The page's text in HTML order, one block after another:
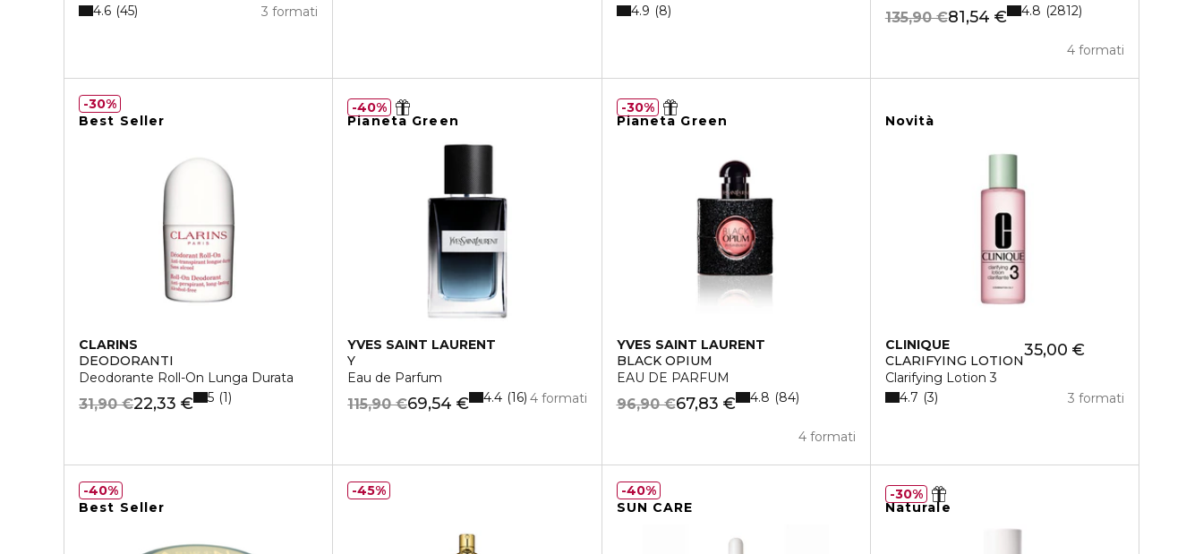
3 formati
4.6 45 4.9 8 81,54 €
135,90 €
4 formati
4.8 2812
Best Seller
CLARINS
DEODORANTI
Deodorante Roll-On Lunga Durata
22,33 €
31,90 € 5 1
30%
Pianeta Green
YVES SAINT LAURENT
Y
Eau de Parfum
69,54 €
115,90 € 4 formati
4.4 16
40%
Pianeta Green
YVES SAINT LAURENT
BLACK OPIUM
EAU DE PARFUM
67,83 €
96,90 €
4 formati
4.8 84
30%
Novità
CLINIQUE
CLARIFYING LOTION
Clarifying Lotion 3
35,00 €
3 formati
4.7 3
Best Seller
40%
45%
SUN CARE
40%
Naturale
30%